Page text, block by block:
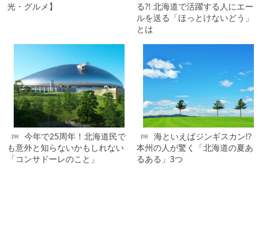
光・グルメ】
る?! 北海道で活躍する人にエー
ルを送る「ほっとけないどう」
とは
PR
今年で25周年！北海道民で
も意外と知らないかもしれない
「コンサドーレのこと」
PR
海といえばジンギスカン!?
本州の人が驚く「北海道の夏あ
るある」3つ